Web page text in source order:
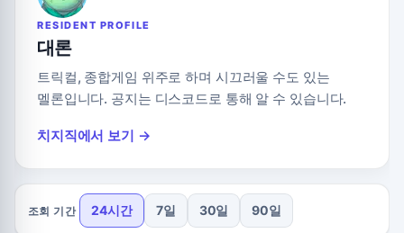
RESIDENT PROFILE
대론
트릭컬, 종합게임 위주로 하며 시끄러울 수도 있는
멜론입니다. 공지는 디스코드로 통해 알 수 있습니다.
치지직에서 보기 →
조회 기간 24시간 7일 30일 90일